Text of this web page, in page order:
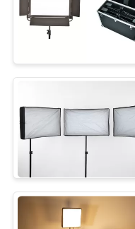
СВЯЖИТЕСЬ
СЛУЧАИ
КАРТА
САЙТА